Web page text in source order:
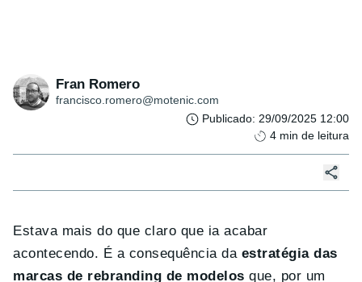
Fran Romero
francisco.romero@motenic.com
Publicado: 29/09/2025 12:00
4 min de leitura
Estava mais do que claro que ia acabar
acontecendo. É a consequência da estratégia das
marcas de rebranding de modelos que, por um